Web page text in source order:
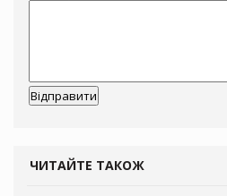
ЧИТАЙТЕ ТАКОЖ